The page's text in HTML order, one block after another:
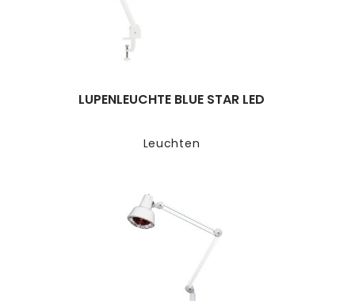
Leuchten
LUPENLEUCHTE BLUE STAR LED